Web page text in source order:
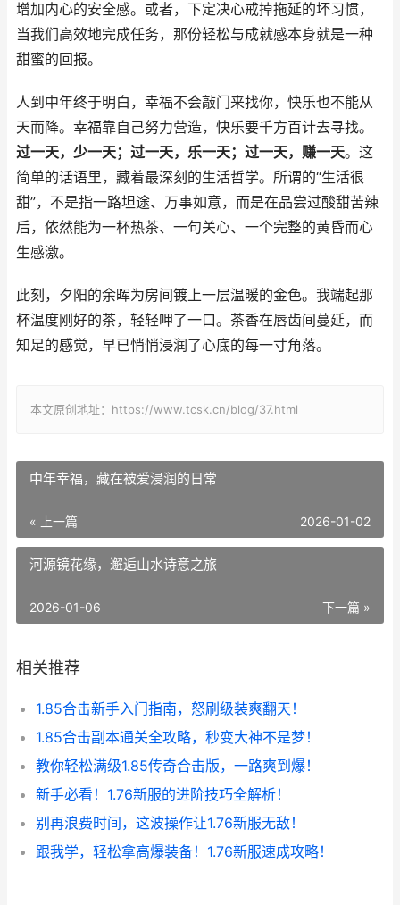
增加内心的安全感。或者，下定决心戒掉拖延的坏习惯，
当我们高效地完成任务，那份轻松与成就感本身就是一种
甜蜜的回报。
人到中年终于明白，幸福不会敲门来找你，快乐也不能从
天而降。幸福靠自己努力营造，快乐要千方百计去寻找。
过一天，少一天；过一天，乐一天；过一天，赚一天。这
简单的话语里，藏着最深刻的生活哲学。所谓的“生活很
甜”，不是指一路坦途、万事如意，而是在品尝过酸甜苦辣
后，依然能为一杯热茶、一句关心、一个完整的黄昏而心
生感激。
此刻，夕阳的余晖为房间镀上一层温暖的金色。我端起那
杯温度刚好的茶，轻轻呷了一口。茶香在唇齿间蔓延，而
知足的感觉，早已悄悄浸润了心底的每一寸角落。
本文原创地址：https://www.tcsk.cn/blog/37.html
中年幸福，藏在被爱浸润的日常
« 上一篇 2026-01-02
河源镜花缘，邂逅山水诗意之旅
下一篇 »
2026-01-06
相关推荐
1.85合击新手入门指南，怒刷级装爽翻天！
1.85合击副本通关全攻略，秒变大神不是梦！
教你轻松满级1.85传奇合击版，一路爽到爆！
新手必看！1.76新服的进阶技巧全解析！
别再浪费时间，这波操作让1.76新服无敌！
跟我学，轻松拿高爆装备！1.76新服速成攻略！